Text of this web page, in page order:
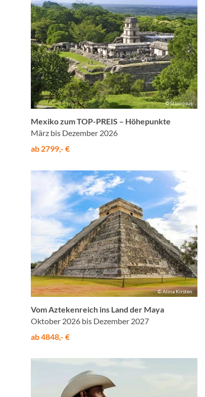
© Studiosus
Mexiko zum TOP-PREIS – Höhepunkte
März bis Dezember 2026
ab 2799,- €
© Alina Kirsten
Vom Aztekenreich ins Land der Maya
Oktober 2026 bis Dezember 2027
ab 4848,- €